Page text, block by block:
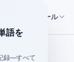
スペイン語ツール
語を
録—すべて